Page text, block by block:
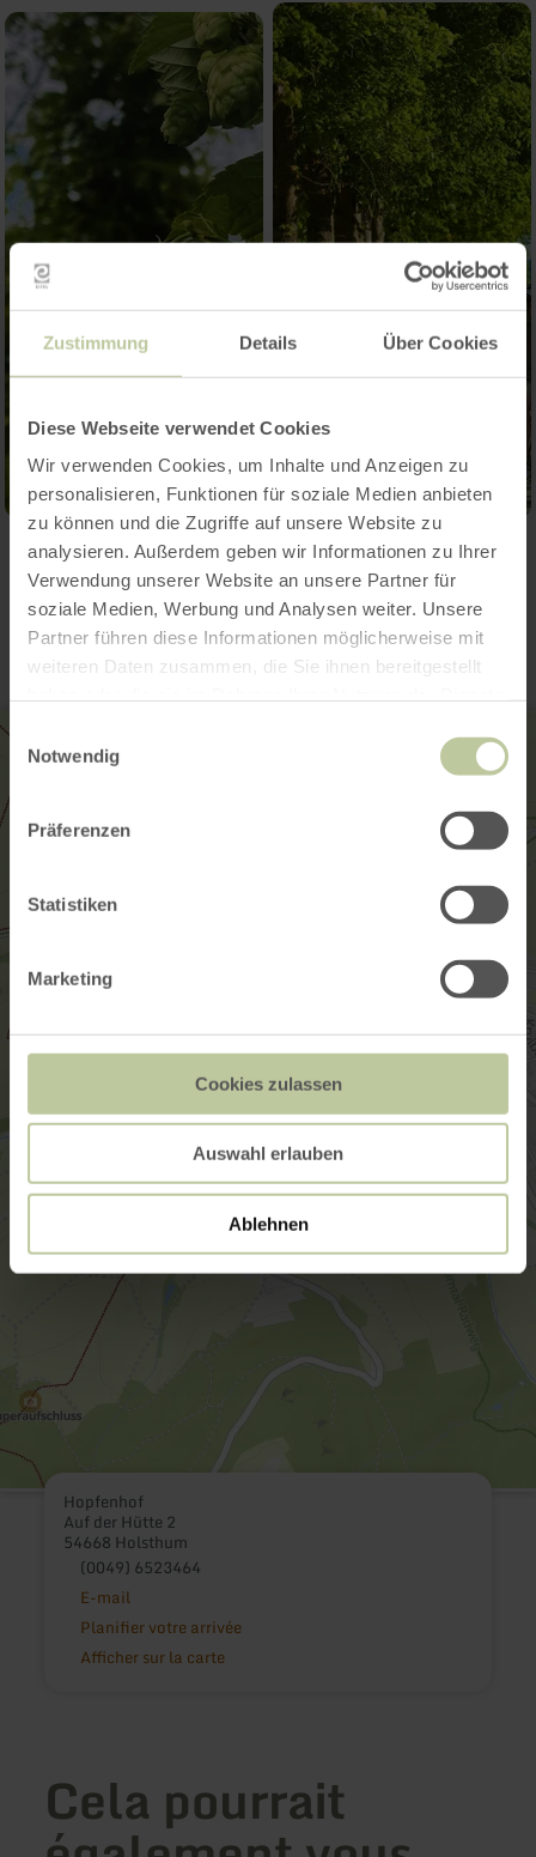
Zustimmung Details Über Cookies
Diese Webseite verwendet Cookies
Wir verwenden Cookies, um Inhalte und Anzeigen zu
personalisieren, Funktionen für soziale Medien anbieten
zu können und die Zugriffe auf unsere Website zu
analysieren. Außerdem geben wir Informationen zu Ihrer
Verwendung unserer Website an unsere Partner für
soziale Medien, Werbung und Analysen weiter. Unsere
Partner führen diese Informationen möglicherweise mit
weiteren Daten zusammen, die Sie ihnen bereitgestellt
Einwilligungsauswahl
Notwendig
Präferenzen
Statistiken
Marketing
Cookies zulassen
Auswahl erlauben
Ablehnen
Contact
Hopfenhof
Auf der Hütte 2
54668 Holsthum
(0049) 6523464
E-mail
Planifier votre arrivée
Afficher sur la carte
Cela pourrait